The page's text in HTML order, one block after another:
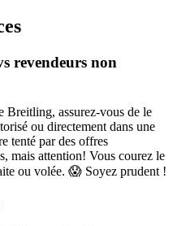
revendeurs non
Breitling, assurez-vous de le
ou directement dans une
tenté par des offres
mais attention! Vous courez le
ou volée. 😱 Soyez prudent !